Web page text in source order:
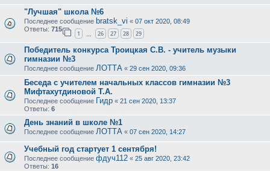
"Лучшая" школа №6
Последнее сообщение bratsk_vi « 07 окт 2020, 08:49
Ответы: 715
1 26 27 28 29
Победитель конкурса Троицкая С.В. - учитель музыки
гимназии №3
Последнее сообщение ЛОТТА « 29 сен 2020, 09:36
Беседа с учителем начальных классов гимназии №3
Мифтахутдиновой Т.А.
Последнее сообщение Гидр « 21 сен 2020, 13:37
Ответы: 6
День знаний в школе №1
Последнее сообщение ЛОТТА « 07 сен 2020, 14:27
Учебный год стартует 1 сентября!
Последнее сообщение фдуч112 « 25 авг 2020, 23:42
Ответы: 16